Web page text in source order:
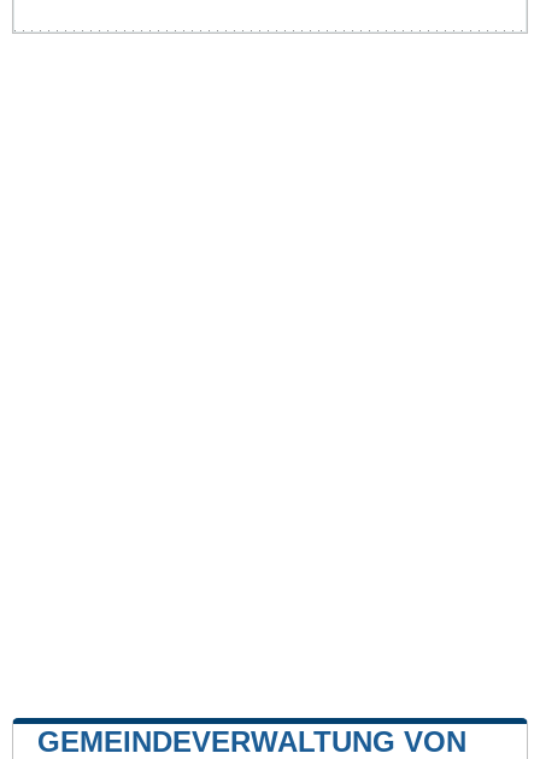
GEMEINDEVERWALTUNG VON